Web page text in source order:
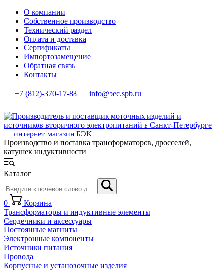
О компании
Собственное производство
Технический раздел
Оплата и доставка
Сертификаты
Импортозамещение
Обратная связь
Контакты
+7 (812)-370-17-88 info@bec.spb.ru
Производство и поставка трансформаторов, дросселей,
катушек индуктивности
Каталог
0
Корзина
Трансформаторы и индуктивные элементы
Сердечники и аксессуары
Постоянные магниты
Электронные компоненты
Источники питания
Провода
Корпусные и установочные изделия